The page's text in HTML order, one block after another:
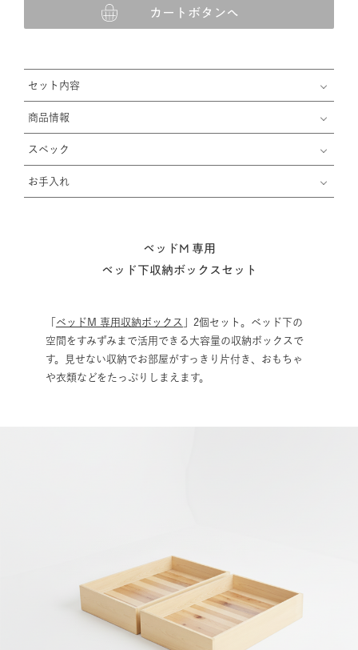
カートボタンへ
セット内容
商品情報
スペック
お手入れ
ベッドM 専用
ベッド下収納ボックスセット
ベッドM 専用収納ボックス
」2個セット。ベッド下の
空間をすみずみまで活用できる大容量の収納ボックスで
す。見せない収納でお部屋がすっきり片付き、おもちゃ
や衣類などをたっぷりしまえます。